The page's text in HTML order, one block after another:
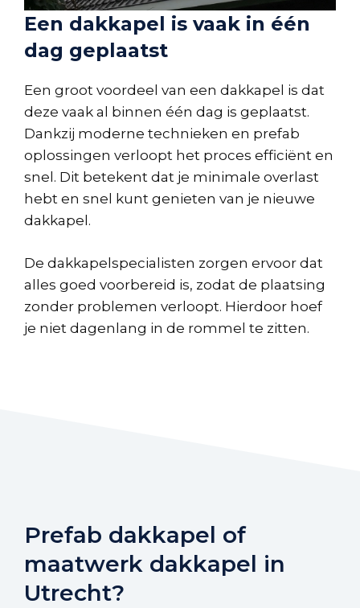
Een dakkapel is vaak in één
dag geplaatst
Een groot voordeel van een dakkapel is dat
deze vaak al binnen één dag is geplaatst.
Dankzij moderne technieken en prefab
oplossingen verloopt het proces efficiënt en
snel. Dit betekent dat je minimale overlast
hebt en snel kunt genieten van je nieuwe
dakkapel.
De dakkapelspecialisten zorgen ervoor dat
alles goed voorbereid is, zodat de plaatsing
zonder problemen verloopt. Hierdoor hoef
je niet dagenlang in de rommel te zitten.
Prefab dakkapel of
maatwerk dakkapel in
Utrecht?